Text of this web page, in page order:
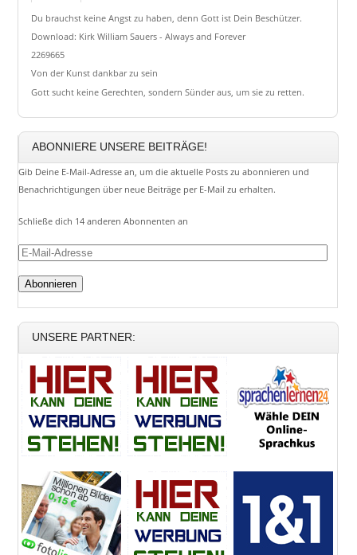
Du brauchst keine Angst zu haben, denn Gott ist Dein Beschützer.
Download: Kirk William Sauers - Always and Forever
2269665
Von der Kunst dankbar zu sein
Gott sucht keine Gerechten, sondern Sünder aus, um sie zu retten.
ABONNIERE UNSERE BEITRÄGE!
Gib Deine E-Mail-Adresse an, um die aktuelle Posts zu abonnieren und
Benachrichtigungen über neue Beiträge per E-Mail zu erhalten.
Schließe dich 14 anderen Abonnenten an
E-
Adresse
UNSERE PARTNER: